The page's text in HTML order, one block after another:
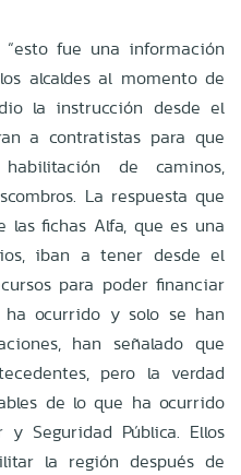
fue una información
alcaldes al momento de
la instrucción desde el
a contratistas para que
de caminos,
La respuesta que
las fichas Alfa, que es una
iban a tener desde el
para poder financiar
ha ocurrido y solo se han
han señalado que
pero la verdad
de lo que ha ocurrido
Seguridad Pública. Ellos
la región después de